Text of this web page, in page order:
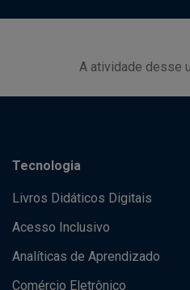
A atividade desse
Tecnologia
Livros Didáticos Digitais
Acesso Inclusivo
Analíticas de Aprendizado
Comércio Eletrônico